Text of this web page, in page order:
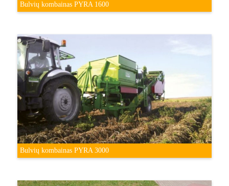
Bulvių kombainas PYRA 1600
Bulvių kombainas PYRA 3000